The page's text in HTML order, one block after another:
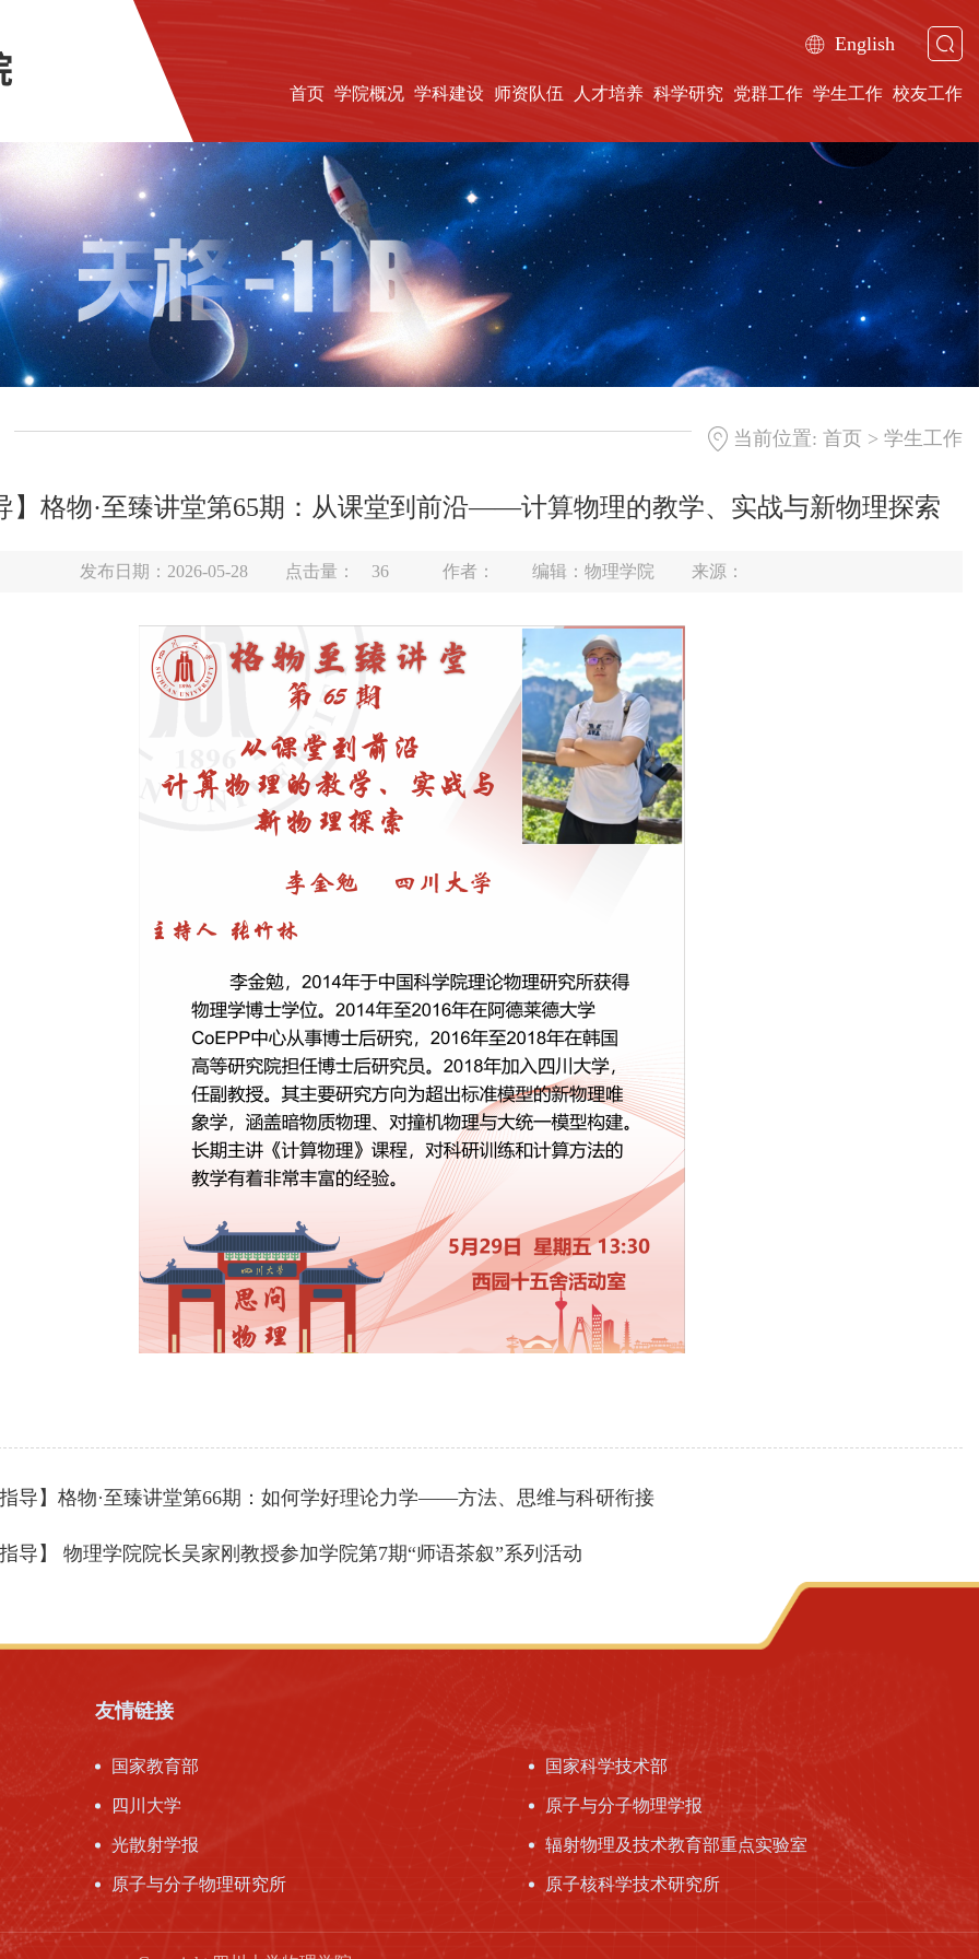
English
首页 学院概况 学科建设 师资队伍 人才培养 科学研究 党群工作 学生工作 校友工作
当前位置: 首页 > 学生工作
】格物·至臻讲堂第65期：从课堂到前沿——计算物理的教学、实战与新物理探索
发布日期：2026-05-28 点击量： 36 作者： 编辑：物理学院 来源：
导】格物·至臻讲堂第66期：如何学好理论力学——方法、思维与科研衔接
导】 物理学院院长吴家刚教授参加学院第7期“师语茶叙”系列活动
友情链接
国家教育部 国家科学技术部
四川大学 原子与分子物理学报
光散射学报 辐射物理及技术教育部重点实验室
原子与分子物理研究所 原子核科学技术研究所